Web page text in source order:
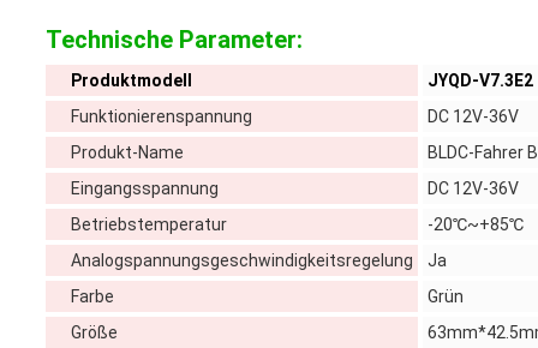
Technische Parameter:
Produktmodell
JYQD-V7.3E2
Funktionierenspannung
DC 12V-36V
Produkt-Name
BLDC-Fahrer
Eingangsspannung
DC 12V-36V
Betriebstemperatur
-20℃~+85℃
Analogspannungsgeschwindigkeitsregelung
Ja
Farbe
Grün
Größe